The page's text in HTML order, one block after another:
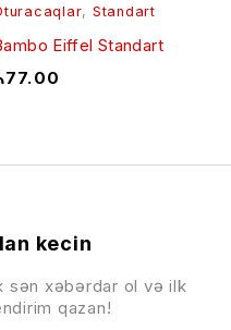
, Standart
Eiffel Standart
77.00
kecin
sən xəbərdar ol və ilk
qazan!